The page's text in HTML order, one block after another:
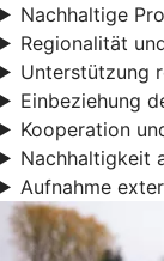
Nachhaltige
Regionalität
Unterstützung
Einbeziehung
Kooperation
Nachhaltigkeit
Aufnahme